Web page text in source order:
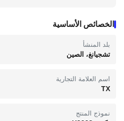
الخصائص الأساسية
بلد المنشأ
تشجيانغ، الصين
اسم العلامة التجارية
TX
نموذج المنتج